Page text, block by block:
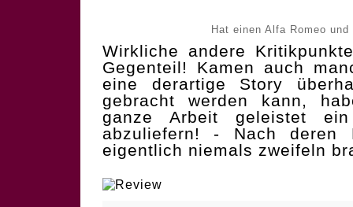
Hat einen Alfa Romeo
Wirkliche andere
Gegenteil! Kamen auch
eine derartige Story
gebracht werden kann,
ganze Arbeit geleistet
abzuliefern! - Nach deren
eigentlich niemals zweifeln